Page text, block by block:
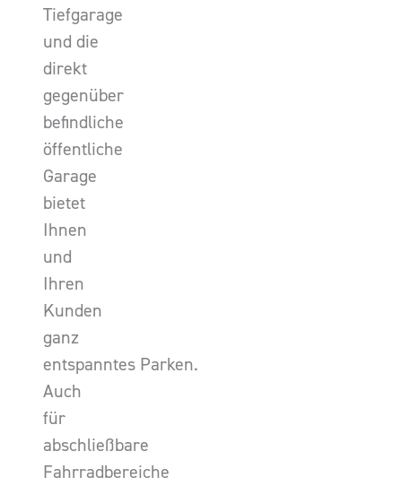
Tiefgarage
und die
direkt
gegenüber
befindliche
öffentliche
Garage
bietet
Ihnen
und
Ihren
Kunden
ganz
entspanntes Parken.
Auch
für
abschließbare
Fahrradbereiche